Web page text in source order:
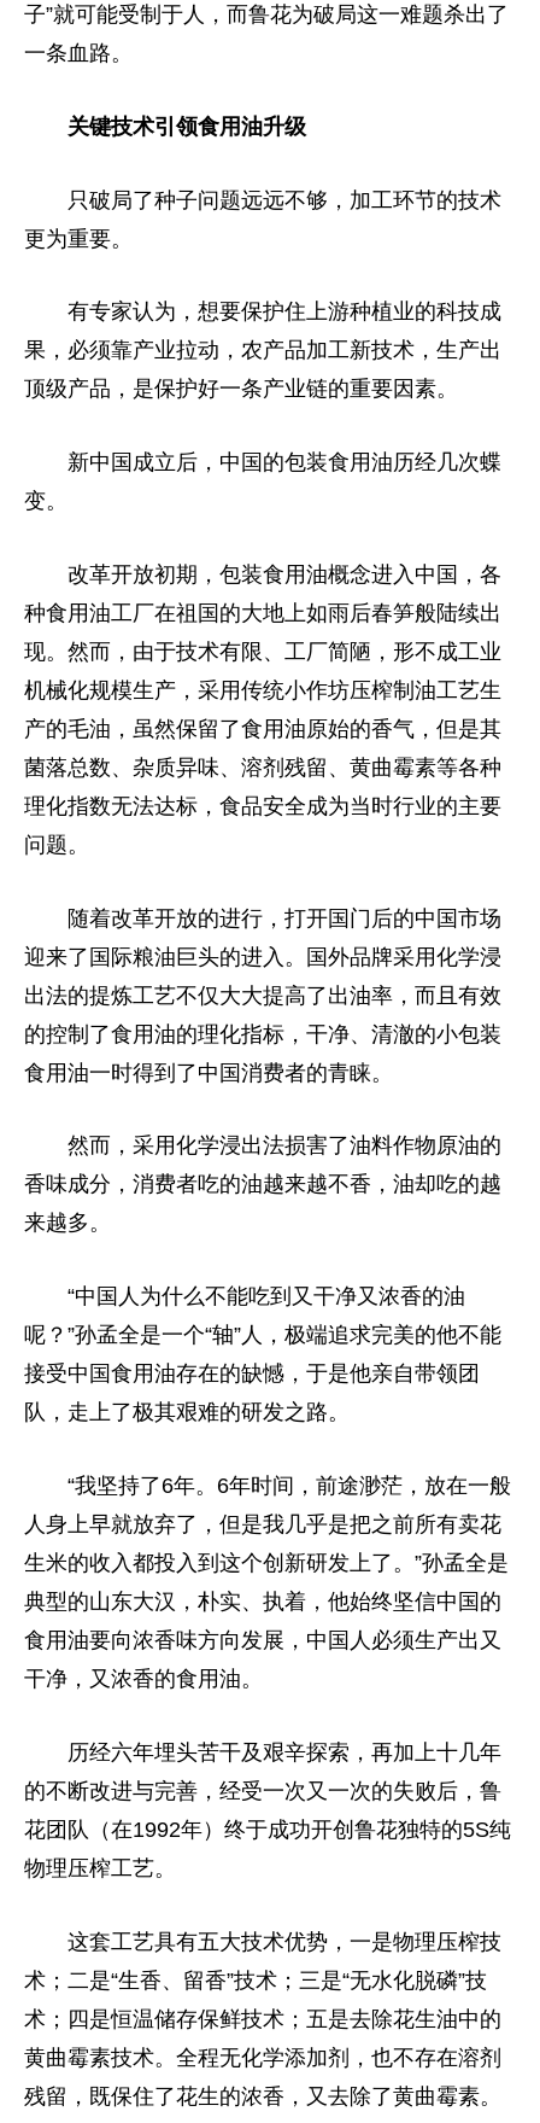
子”就可能受制于人，而鲁花为破局这一难题杀出了
一条血路。
关键技术引领食用油升级
只破局了种子问题远远不够，加工环节的技术
更为重要。
有专家认为，想要保护住上游种植业的科技成
果，必须靠产业拉动，农产品加工新技术，生产出
顶级产品，是保护好一条产业链的重要因素。
新中国成立后，中国的包装食用油历经几次蝶
变。
改革开放初期，包装食用油概念进入中国，各
种食用油工厂在祖国的大地上如雨后春笋般陆续出
现。然而，由于技术有限、工厂简陋，形不成工业
机械化规模生产，采用传统小作坊压榨制油工艺生
产的毛油，虽然保留了食用油原始的香气，但是其
菌落总数、杂质异味、溶剂残留、黄曲霉素等各种
理化指数无法达标，食品安全成为当时行业的主要
问题。
随着改革开放的进行，打开国门后的中国市场
迎来了国际粮油巨头的进入。国外品牌采用化学浸
出法的提炼工艺不仅大大提高了出油率，而且有效
的控制了食用油的理化指标，干净、清澈的小包装
食用油一时得到了中国消费者的青睐。
然而，采用化学浸出法损害了油料作物原油的
香味成分，消费者吃的油越来越不香，油却吃的越
来越多。
“中国人为什么不能吃到又干净又浓香的油
呢？”孙孟全是一个“轴”人，极端追求完美的他不能
接受中国食用油存在的缺憾，于是他亲自带领团
队，走上了极其艰难的研发之路。
“我坚持了6年。6年时间，前途渺茫，放在一般
人身上早就放弃了，但是我几乎是把之前所有卖花
生米的收入都投入到这个创新研发上了。”孙孟全是
典型的山东大汉，朴实、执着，他始终坚信中国的
食用油要向浓香味方向发展，中国人必须生产出又
干净，又浓香的食用油。
历经六年埋头苦干及艰辛探索，再加上十几年
的不断改进与完善，经受一次又一次的失败后，鲁
花团队（在1992年）终于成功开创鲁花独特的5S纯
物理压榨工艺。
这套工艺具有五大技术优势，一是物理压榨技
术；二是“生香、留香”技术；三是“无水化脱磷”技
术；四是恒温储存保鲜技术；五是去除花生油中的
黄曲霉素技术。全程无化学添加剂，也不存在溶剂
残留，既保住了花生的浓香，又去除了黄曲霉素。